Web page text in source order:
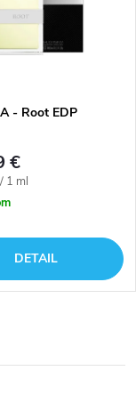
- Root EDP
€
1 ml
DETAIL